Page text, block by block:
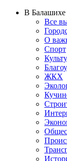
В Балашихе
Все
О
Спорт
ЖКХ